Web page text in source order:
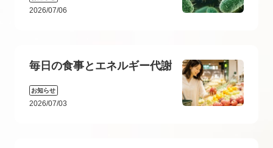
2026/07/06
毎日の食事とエネルギー代謝
お知らせ
2026/07/03